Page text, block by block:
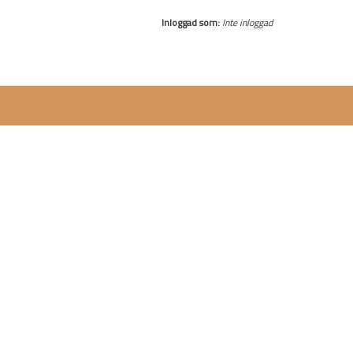
Inloggad som: Inte inloggad